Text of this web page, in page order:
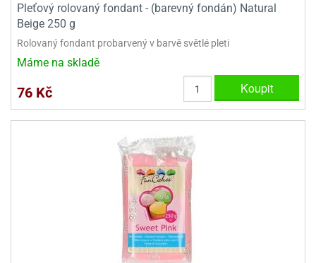
Pleťový rolovaný fondant - (barevný fondán) Natural
Beige 250 g
Rolovaný fondant probarvený v barvě světlé pleti
Máme na skladě
76 Kč Koupit